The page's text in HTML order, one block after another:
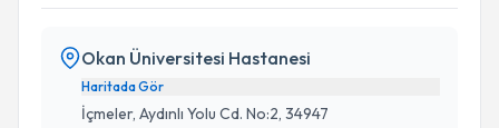
Okan Üniversitesi Hastanesi
Haritada Gör
İçmeler, Aydınlı Yolu Cd. No:2, 34947